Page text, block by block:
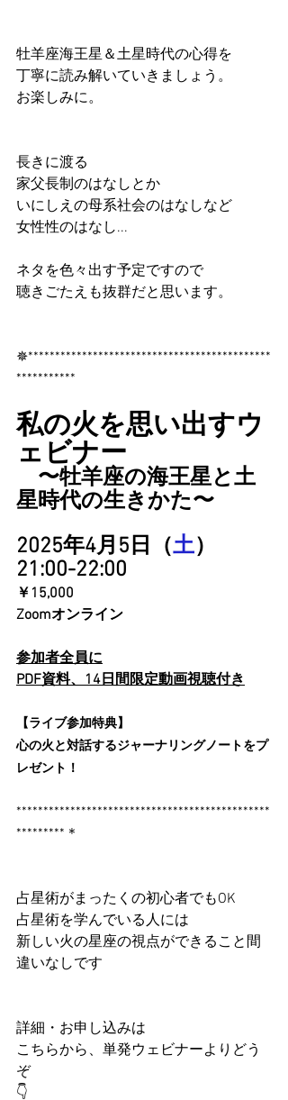
牡羊座海王星＆土星時代の心得を
丁寧に読み解いていきましょう。
お楽しみに。
長きに渡る
家父長制のはなしとか
いにしえの母系社会のはなしなど
女性性のはなし...
ネタを色々出す予定ですので
聴きごたえも抜群だと思います。
✵*********************************************
***********
私の火を思い出すウ
ェビナー
〜牡羊座の海王星と土
星時代の生きかた〜
2025年4月5日（土）
21:00-22:00
￥15,000
Zoomオンライン
参加者全員に
PDF資料、14日間限定動画視聴付き
【ライブ参加特典】
心の火と対話するジャーナリングノートをプ
レゼント！
***********************************************
*********＊
占星術がまったくの初心者でもOK
占星術を学んでいる人には
新しい火の星座の視点ができること間
違いなしです
詳細・お申し込みは
こちらから、単発ウェビナーよりどう
ぞ
👇